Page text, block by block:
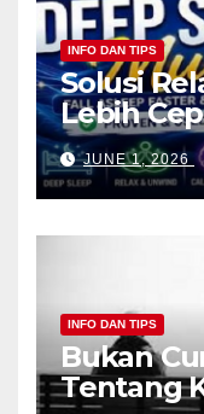
INFO DAN TIPS
Solusi
Lebih
JUNE 1, 2026
INFO DAN TIPS
Bukan
Tentang